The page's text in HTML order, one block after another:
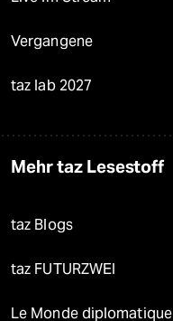
Vergangene
taz lab 2027
Mehr taz Lesestoff
taz Blogs
taz FUTURZWEI
Le Monde diplomatique